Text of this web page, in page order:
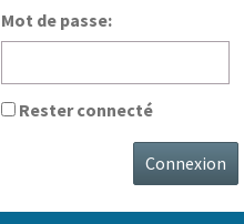
Mot de passe:
Rester connecté
Connexion